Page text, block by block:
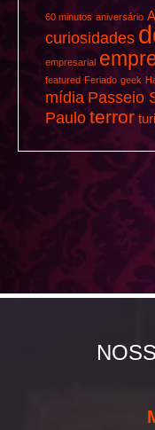
60 minutos aniversário
curiosidades
empresarial
featured Feriado geek
mídia Passeio
Pauloterror